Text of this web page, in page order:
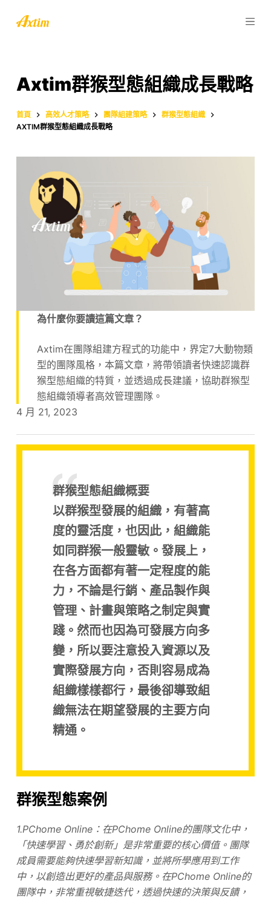
至
內
容
Axtim群猴型態組織成長戰略
首頁 高效人才策略 團隊組建策略
群猴型態組織
AXTIM群猴型態組織成長戰略
為什麼你要讀這篇文章？
Axtim在團隊組建方程式的功能中，界定7大動物類
型的團隊風格，本篇文章，將帶領讀者快速認識群
猴型態組織的特質，並透過成長建議，協助群猴型
態組織領導者高效管理團隊。
4 月 21, 2023
群猴型態組織概要
以群猴型發展的組織，有著高
度的靈活度，也因此，組織能
如同群猴一般靈敏。發展上，
在各方面都有著一定程度的能
力，不論是行銷、產品製作與
管理、計畫與策略之制定與實
踐。然而也因為可發展方向多
變，所以要注意投入資源以及
實際發展方向，否則容易成為
組織樣樣都行，最後卻導致組
織無法在期望發展的主要方向
精通。
群猴型態案例
1.PChome Online：在PChome Online的團隊文化中，
「快速學習、勇於創新」是非常重要的核心價值。團隊
成員需要能夠快速學習新知識，並將所學應用到工作
中，以創造出更好的產品與服務。在PChome Online的
團隊中，非常重視敏捷迭代，透過快速的決策與反饋，